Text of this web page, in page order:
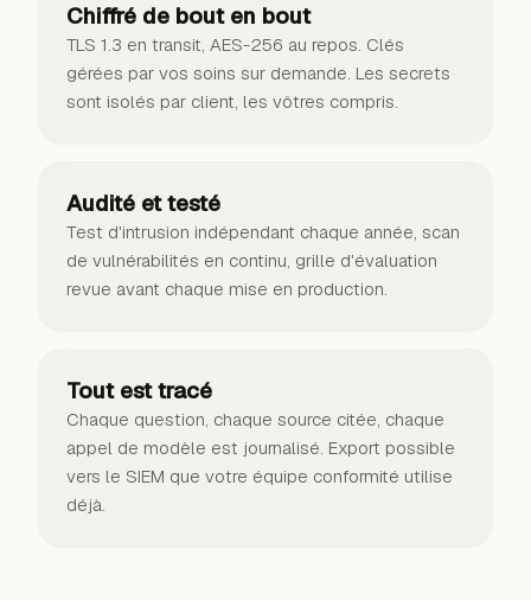
Chiffré de bout en bout
TLS 1.3 en transit, AES-256 au repos. Clés
gérées par vos soins sur demande. Les secrets
sont isolés par client, les vôtres compris.
Audité et testé
Test d'intrusion indépendant chaque année, scan
de vulnérabilités en continu, grille d'évaluation
revue avant chaque mise en production.
Tout est tracé
Chaque question, chaque source citée, chaque
appel de modèle est journalisé. Export possible
vers le SIEM que votre équipe conformité utilise
déjà.